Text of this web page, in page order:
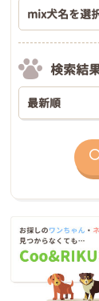
検索結